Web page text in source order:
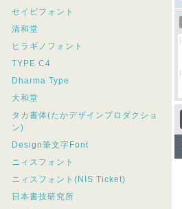
セイビフォント
清和堂
ヒラギノフォント
TYPE C4
Dharma Type
大和堂
タカ書体(たかデザインプロダクショ
ン)
Design筆文字Font
ニィスフォント
ニィスフォント(NIS Ticket)
日本書技研究所